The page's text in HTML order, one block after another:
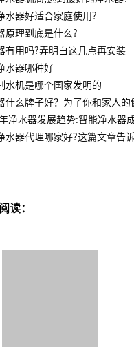
水器好适合家庭使用?
原理到底是什么?
有用吗?弄明白这几点再安装
水器哪种好
水机是哪个国家发明的
什么牌子好？为了你和家人
净水器发展趋势:智能净水器
水器代理哪家好?这篇文章告
读：